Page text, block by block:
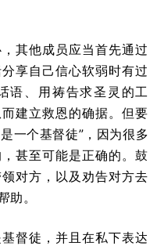
其他成员应当首先通过
享自己信心软弱时有过
语、用祷告求圣灵的工
建立救恩的确据。但要
一个基督徒”，因为很多
甚至可能是正确的。鼓
对方，以及劝告对方去
助。
督徒，并且在私下表达